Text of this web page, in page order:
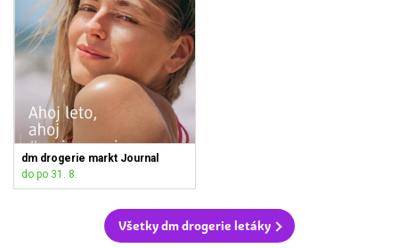
dm drogerie markt Journal
do po 31. 8.
Všetky dm drogerie letáky